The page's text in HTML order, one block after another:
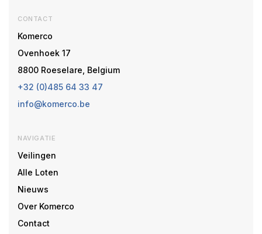
CONTACT
Komerco
Ovenhoek 17
8800 Roeselare, Belgium
+32 (0)485 64 33 47
info@komerco.be
NAVIGATIE
Veilingen
Alle Loten
Nieuws
Over Komerco
Contact